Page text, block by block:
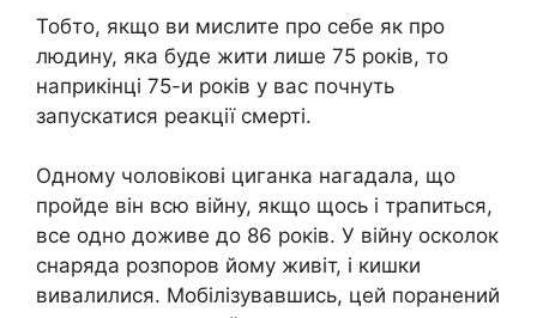
Тобто, якщо ви мислите про себе як про
людину, яка буде жити лише 75 років, то
наприкінці 75-и років у вас почнуть
запускатися реакції смерті.
Одному чоловікові циганка нагадала, що
пройде він всю війну, якщо щось і трапиться,
все одно доживе до 86 років. У війну осколок
снаряда розпоров йому живіт, і кишки
вивалилися. Мобілізувавшись, цей поранений